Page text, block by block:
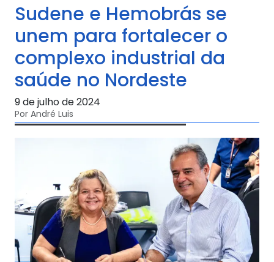
Sudene e Hemobrás se
unem para fortalecer o
complexo industrial da
saúde no Nordeste
9 de julho de 2024
Por André Luis